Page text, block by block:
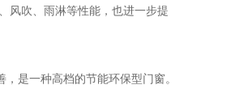
风吹、雨淋等性能，也进一步提
是一种高档的节能环保型门窗。